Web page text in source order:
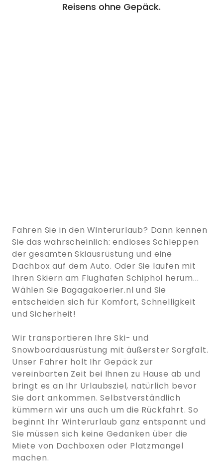
Reisens ohne Gepäck.
Fahren Sie in den Winterurlaub? Dann kennen
Sie das wahrscheinlich: endloses Schleppen
der gesamten Skiausrüstung und eine
Dachbox auf dem Auto. Oder Sie laufen mit
Ihren Skiern am Flughafen Schiphol herum...
Wählen Sie Bagagakoerier.nl und Sie
entscheiden sich für Komfort, Schnelligkeit
und Sicherheit!
Wir transportieren Ihre Ski- und
Snowboardausrüstung mit äußerster Sorgfalt.
Unser Fahrer holt Ihr Gepäck zur
vereinbarten Zeit bei Ihnen zu Hause ab und
bringt es an Ihr Urlaubsziel, natürlich bevor
Sie dort ankommen. Selbstverständlich
kümmern wir uns auch um die Rückfahrt. So
beginnt Ihr Winterurlaub ganz entspannt und
Sie müssen sich keine Gedanken über die
Miete von Dachboxen oder Platzmangel
machen.